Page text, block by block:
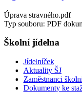
Úprava stravného.pdf
Typ souboru: PDF
Školní jídelna
Jídelníček
Aktuality ŠJ
Zaměstnanci
Dokumenty ke